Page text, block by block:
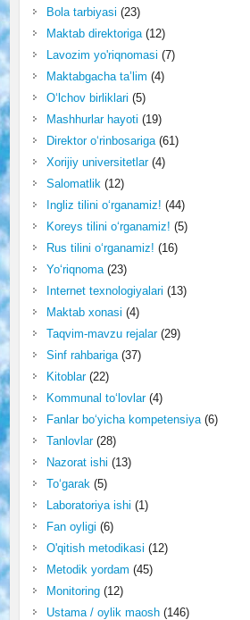
Bola tarbiyasi (23)
Maktab direktoriga(12)
Lavozim yo'riqnomasi (7)
Maktabgacha ta’lim (4)
O‘lchov birliklari (5)
Mashhurlar hayoti (19)
Direktor o‘rinbosariga(61)
Xorijiy universitetlar(4)
Salomatlik (12)
Ingliz tilini o‘rganamiz! (44)
Koreys tilini o‘rganamiz! (5)
Rus tilini o‘rganamiz! (16)
Yo‘riqnoma(23)
Internet texnologiyalari (13)
Maktab xonasi (4)
Taqvim-mavzu rejalar(29)
Sinf rahbariga(37)
Kitoblar(22)
Kommunal to‘lovlar(4)
Fanlar bo‘yicha kompetensiya(6)
Tanlovlar(28)
Nazorat ishi (13)
To‘garak (5)
Laboratoriya ishi (1)
Fan oyligi (6)
O'qitish metodikasi (12)
Metodik yordam (45)
Monitoring(12)
Ustama / oylik maosh(146)